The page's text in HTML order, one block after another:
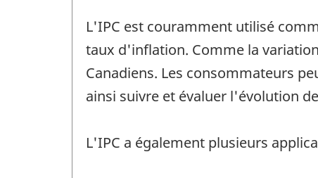
L'IPC est couramment utilisé
taux d'inflation. Comme la
Canadiens. Les consommateurs
ainsi suivre et évaluer l'évolution
L'IPC a également plusieurs